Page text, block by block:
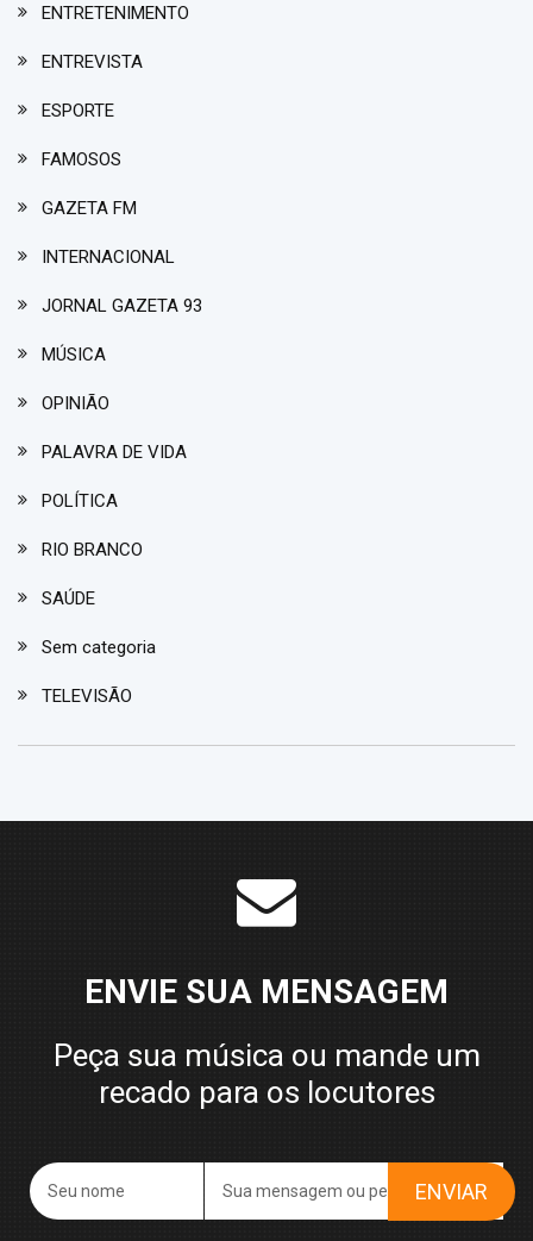
ENTRETENIMENTO
ENTREVISTA
ESPORTE
FAMOSOS
GAZETA FM
INTERNACIONAL
JORNAL GAZETA 93
MÚSICA
OPINIÃO
PALAVRA DE VIDA
POLÍTICA
RIO BRANCO
SAÚDE
Sem categoria
TELEVISÃO
ENVIE SUA MENSAGEM
Peça sua música ou mande um
recado para os locutores
ENVIAR